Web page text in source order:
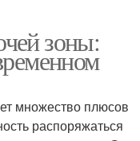
зоны:
множество плюсов
распоряжаться